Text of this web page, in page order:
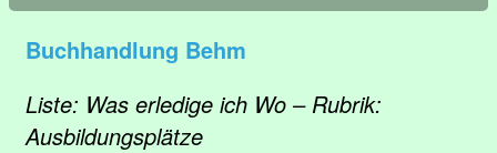
Buchhandlung Behm
Liste: Was erledige ich Wo – Rubrik:
Ausbildungsplätze